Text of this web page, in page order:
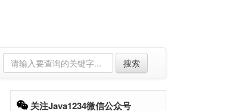
搜索
关注Java1234微信公众号